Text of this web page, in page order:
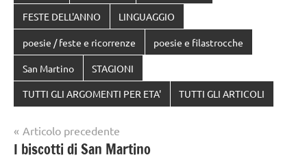
FESTE DELL'ANNO LINGUAGGIO
poesie / feste e ricorrenze poesie e filastrocche
San Martino STAGIONI
TUTTI GLI ARGOMENTI PER ETA' TUTTI GLI ARTICOLI
Navigazione
articoli
Articolo precedente
I biscotti di San Martino